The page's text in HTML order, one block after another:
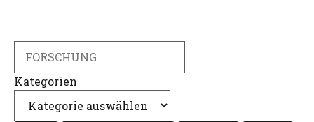
Kategorien